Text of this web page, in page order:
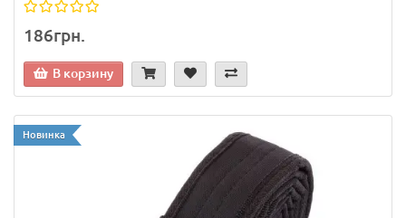
186грн.
В корзину
Новинка